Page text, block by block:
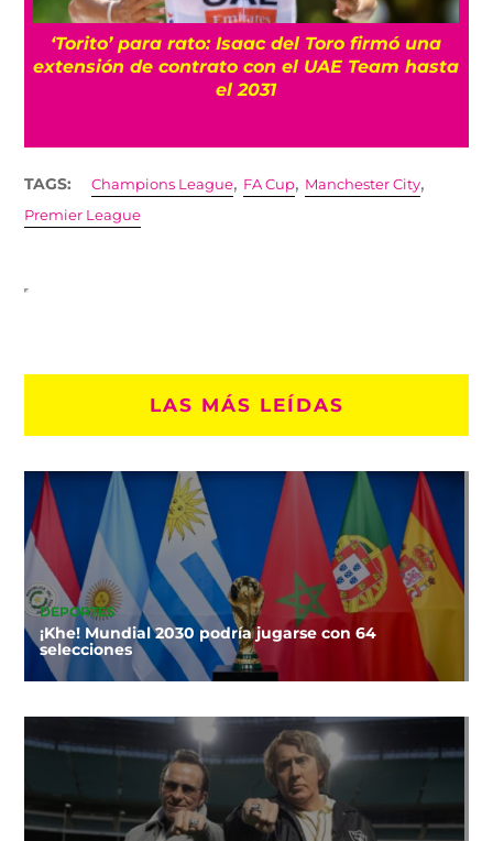
‘Torito’ para rato: Isaac del Toro firmó una
extensión de contrato con el UAE Team hasta
el 2031
TAGS: Champions League, FA Cup, Manchester City,
Premier League
LAS MÁS LEÍDAS
DEPORTES
¡Khe! Mundial 2030 podría jugarse con 64
selecciones